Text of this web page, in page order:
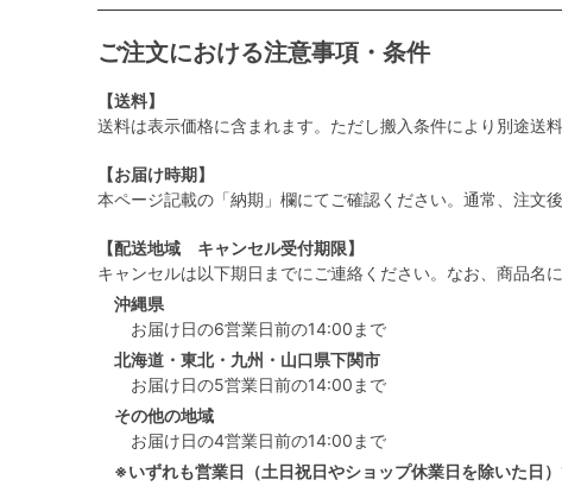
ご注文における注意事項・条件
【送料】
送料は表示価格に含まれます。ただし搬入条件により別途送
【お届け時期】
本ページ記載の「納期」欄にてご確認ください。通常、注文
【配送地域 キャンセル受付期限】
キャンセルは以下期日までにご連絡ください。なお、商品名
沖縄県
お届け日の6営業日前の14:00まで
北海道・東北・九州・山口県下関市
お届け日の5営業日前の14:00まで
その他の地域
お届け日の4営業日前の14:00まで
※いずれも営業日（土日祝日やショップ休業日を除いた日）